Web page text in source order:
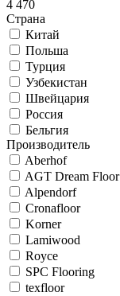
4 470
Страна
Китай
Польша
Турция
Узбекистан
Швейцария
Россия
Бельгия
Производитель
Aberhof
AGT Dream Floor
Alpendorf
Cronafloor
Korner
Lamiwood
Royce
SPC Flooring
texfloor